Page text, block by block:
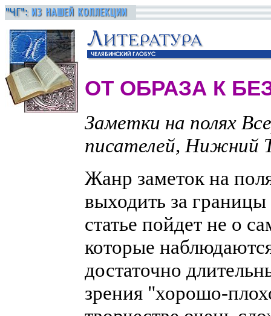
ОТ ОБРАЗА К
Заметки на полях
писателей, Нижний
Жанр заметок на
выходить за
статье пойдет не о
которые
достаточно
зрения "хорошо-